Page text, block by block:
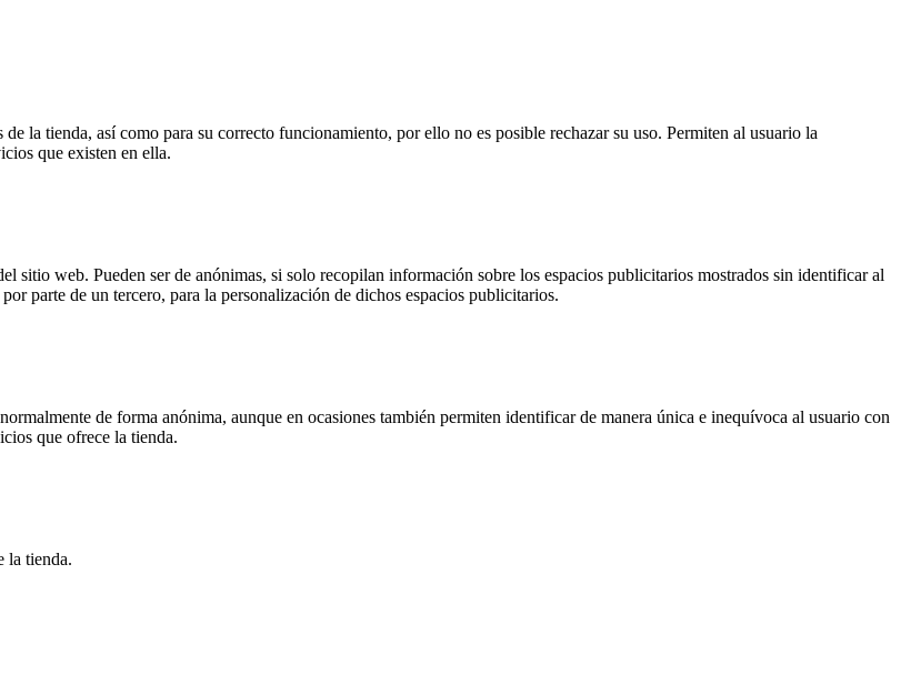
la tienda, así como para su correcto funcionamiento, por ello no es posible rechazar su uso. Permiten al usuario la
que existen en ella.
sitio web. Pueden ser de anónimas, si solo recopilan información sobre los espacios publicitarios mostrados sin identificar al
parte de un tercero, para la personalización de dichos espacios publicitarios.
de forma anónima, aunque en ocasiones también permiten identificar de manera única e inequívoca al usuario con
que ofrece la tienda.
la tienda.